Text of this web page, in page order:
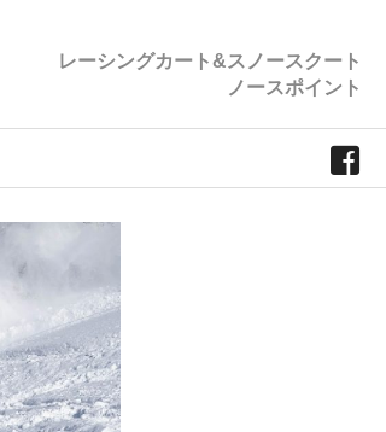
レーシングカート&スノースクート
ノースポイント